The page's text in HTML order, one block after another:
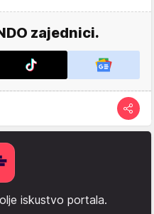
zajednici.
iskustvo portala.